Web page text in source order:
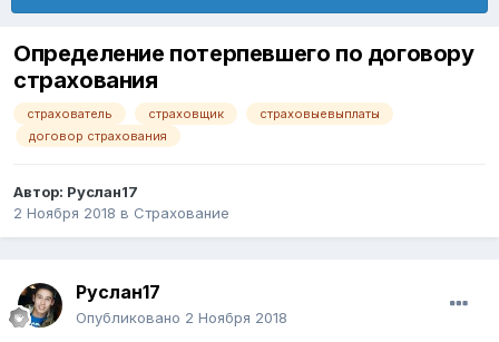
Определение потерпевшего по договору
страхования
страхователь страховщик
страховыевыплаты
договор страхования
Автор: Руслан17
2 Ноября 2018 в Страхование
Руслан17
Опубликовано 2 Ноября 2018